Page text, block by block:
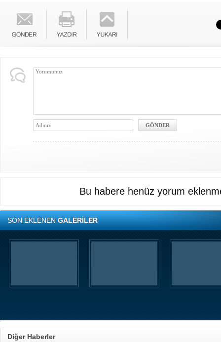
Bu habere henüz yorum
SON EKLENENGALERİLER
Diğer Haberler